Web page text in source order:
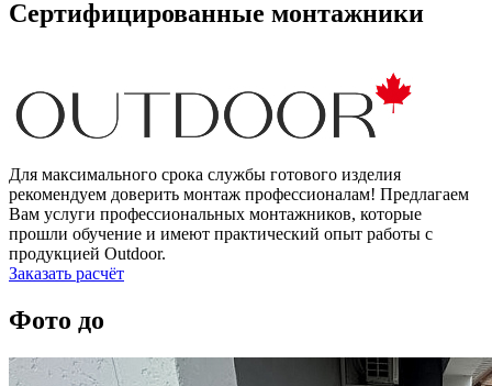
Сертифицированные монтажники
Для максимального срока службы готового изделия
рекомендуем доверить монтаж профессионалам! Предлагаем
Вам услуги профессиональных монтажников, которые
прошли обучение и имеют практический опыт работы с
продукцией Outdoor.
Заказать расчёт
Фото до